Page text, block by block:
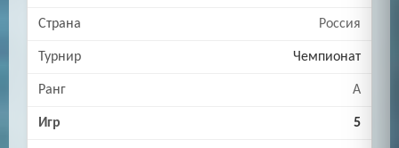
Россия
Чемпионат
A
5